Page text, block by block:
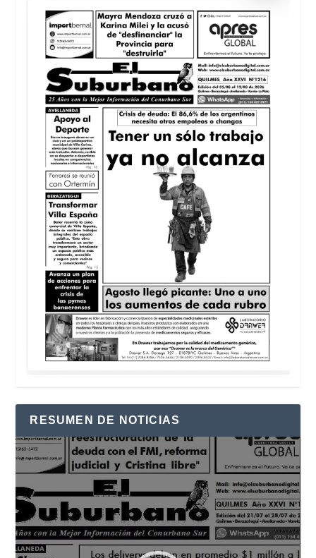
RESUMEN DE NOTICIAS
Reproductor
de
vídeo